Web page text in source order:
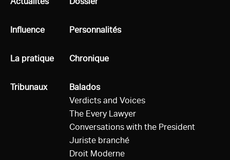
Tous
Influence
Tous
La pratique
Tous
Tribunaux
Tous
Personnalités
Tous
Chronique
Tous
Balados
Verdicts and Voices
The Every Lawyer
Conversations with the President
Juriste branché
Droit Moderne